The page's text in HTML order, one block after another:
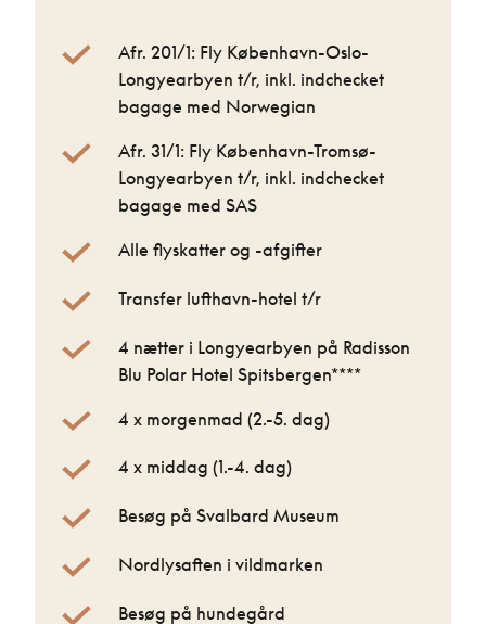
Afr. 201/1: Fly København-Oslo-
Longyearbyen t/r, inkl. indchecket
bagage med Norwegian
Afr. 31/1: Fly København-Tromsø-
Longyearbyen t/r, inkl. indchecket
bagage med SAS
Alle flyskatter og -afgifter
Transfer lufthavn-hotel t/r
4 nætter i Longyearbyen på Radisson
Blu Polar Hotel Spitsbergen****
4 x morgenmad (2.-5. dag)
4 x middag (1.-4. dag)
Besøg på Svalbard Museum
Nordlysaften i vildmarken
Besøg på hundegård